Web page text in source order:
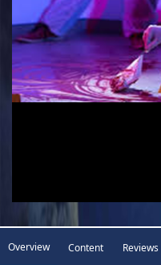
Overview Content Reviews